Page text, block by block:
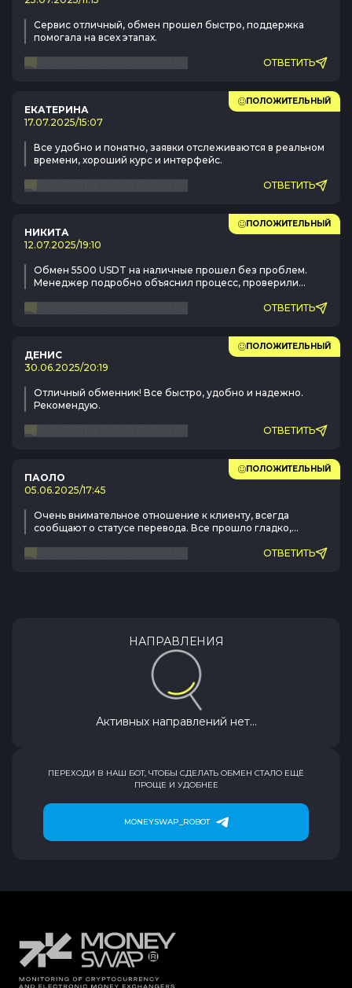
Сервис отличный, обмен прошел быстро, поддержка
помогала на всех этапах.
ОТВЕТИТЬ
ПОЛОЖИТЕЛЬНЫЙ
ЕКАТЕРИНА
17.07.2025/15:07
Все удобно и понятно, заявки отслеживаются в реальном
времени, хороший курс и интерфейс.
ОТВЕТИТЬ
ПОЛОЖИТЕЛЬНЫЙ
НИКИТА
12.07.2025/19:10
Обмен 5500 USDT на наличные прошел без проблем.
Менеджер подробно объяснил процесс, проверили
ОТВЕТИТЬ
ПОЛОЖИТЕЛЬНЫЙ
ДЕНИС
30.06.2025/20:19
Отличный обменник! Все быстро, удобно и надежно.
Рекомендую.
ОТВЕТИТЬ
ПОЛОЖИТЕЛЬНЫЙ
ПАОЛО
05.06.2025/17:45
Очень внимательное отношение к клиенту, всегда
сообщают о статусе перевода. Все прошло гладко,
ОТВЕТИТЬ
НАПРАВЛЕНИЯ
Активных направлений нет...
ПЕРЕХОДИ В НАШ БОТ, ЧТОБЫ СДЕЛАТЬ ОБМЕН СТАЛО ЕЩЁ
ПРОЩЕ И УДОБНЕЕ
MONEYSWAP_ROBOT